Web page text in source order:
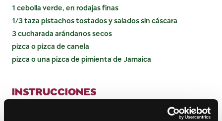
1 cebolla verde, en rodajas finas
1/3 taza pistachos tostados y salados sin cáscara
3 cucharada arándanos secos
pizca o pizca de canela
pizca o una pizca de pimienta de Jamaica
INSTRUCCIONES
Sazone el pollo por ambos lados con sal y